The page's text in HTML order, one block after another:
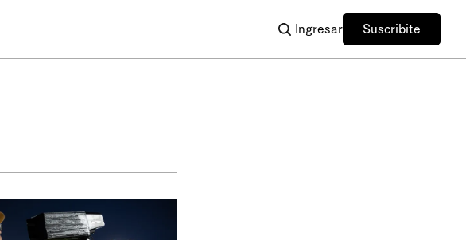
Ingresar Suscribite